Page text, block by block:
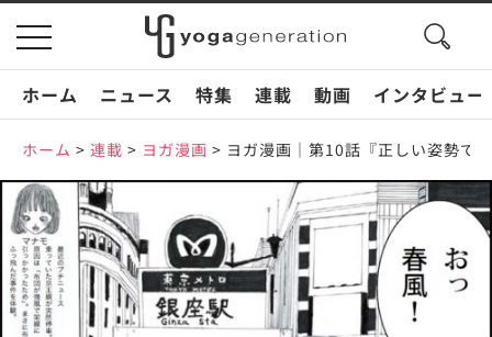
toggle
navigation
search
ホーム
ニュース 特集 連載 動画 インタビュー
ホーム > 連載 > ヨガ漫画 > ヨガ漫画｜第10話『正しい姿勢で